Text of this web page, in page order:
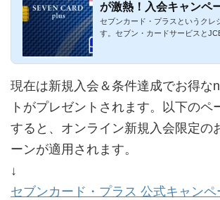
が激熱！入会キャンペ
お得
セブンカード・プラスというクレ
す。セブン・カードサービスと
現在は新規入会＆条件達成でお得な
トがプレゼントされます。以下のペ
すると、オンライン新規入会限定の
ーンが適用されます。
↓
セブンカード・プラス 公式キャンペ